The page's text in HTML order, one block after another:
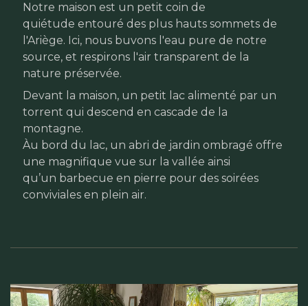
Notre maison est un petit coin de
quiétude entouré des plus hauts sommets de
l'Ariège. Ici, nous buvons l'eau pure de notre
source, et respirons l'air transparent de la
nature préservée.
Devant la maison, un petit lac alimenté par un
torrent qui descend en cascade de la
montagne.
Àu bord du lac, un abri de jardin ombragé offre
une magnifique vue sur la vallée ainsi
qu’un barbecue en pierre pour des soirées
conviviales en plein air.